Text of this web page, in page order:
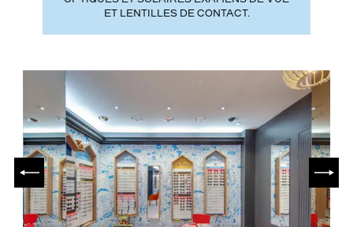
ET LENTILLES DE CONTACT.
PRÉCÉDENT